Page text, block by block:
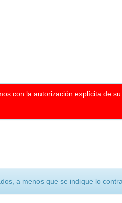
con la autorización explícita de
a menos que se indique lo